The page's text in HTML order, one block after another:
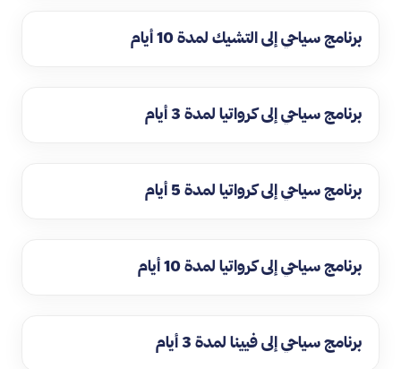
برنامج سياحي إلى التشيك لمدة 10 أيام
برنامج سياحي إلى كرواتيا لمدة 3 أيام
برنامج سياحي إلى كرواتيا لمدة 5 أيام
برنامج سياحي إلى كرواتيا لمدة 10 أيام
برنامج سياحي إلى فيينا لمدة 3 أيام